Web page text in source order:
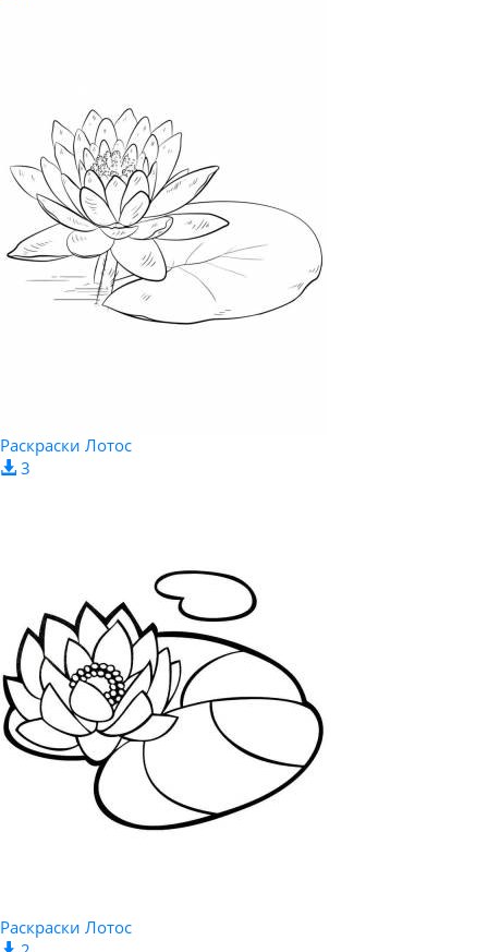
Раскраски Лотос
3
Раскраски Лотос